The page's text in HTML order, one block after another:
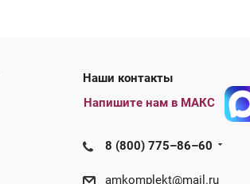
Наши
Напишите нам в МАКС
8 (800) 775–86–60
amkomplekt@mail.ru